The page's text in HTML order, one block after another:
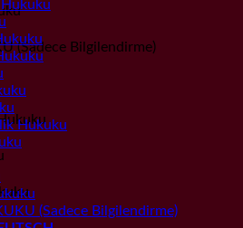
(Sadece Bilgilendirme)
Hukuku
(Sadece Bilgilendirme)